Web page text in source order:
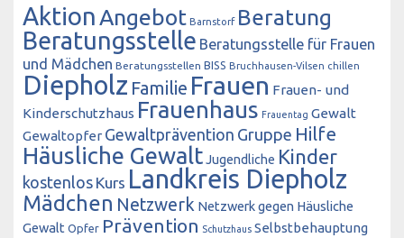
AktionAngebot Barnstorf Beratung
Beratungsstelle Beratungsstelle für Frauen
und Mädchen Beratungsstellen BISS Bruchhausen-Vilsen chillen
Diepholz Familie Frauen Frauen- und
Kinderschutzhaus Frauenhaus Frauentag Gewalt
Gewaltopfer Gewaltprävention Gruppe Hilfe
Häusliche GewaltJugendliche Kinder
kostenlos Kurs Landkreis Diepholz
Mädchen Netzwerk Netzwerk gegen Häusliche
Gewalt Opfer Prävention Schutzhaus Selbstbehauptung